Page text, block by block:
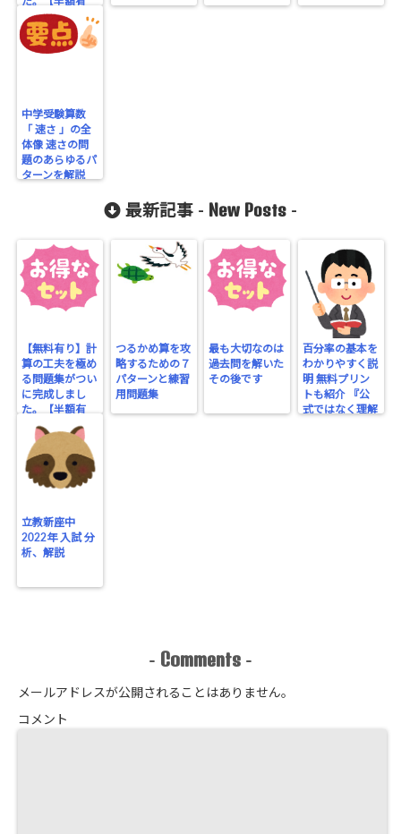
り】
中学受験算数
「 速さ 」の全
体像 速さの問
題のあらゆるパ
ターンを解説
最新記事 - New Posts -
【無料有り】計
算の工夫を極め
る問題集がつい
に完成しまし
た。【半額有
り】
つるかめ算を攻
略するための７
パターンと練習
用問題集
最も大切なのは
過去問を解いた
その後です
百分率の基本を
わかりやすく説
明 無料プリン
トも紹介 『公
式ではなく理解
立教新座中
2022年 入試 分
析、解説
- Comments -
メールアドレスが公開されることはありません。
コメント